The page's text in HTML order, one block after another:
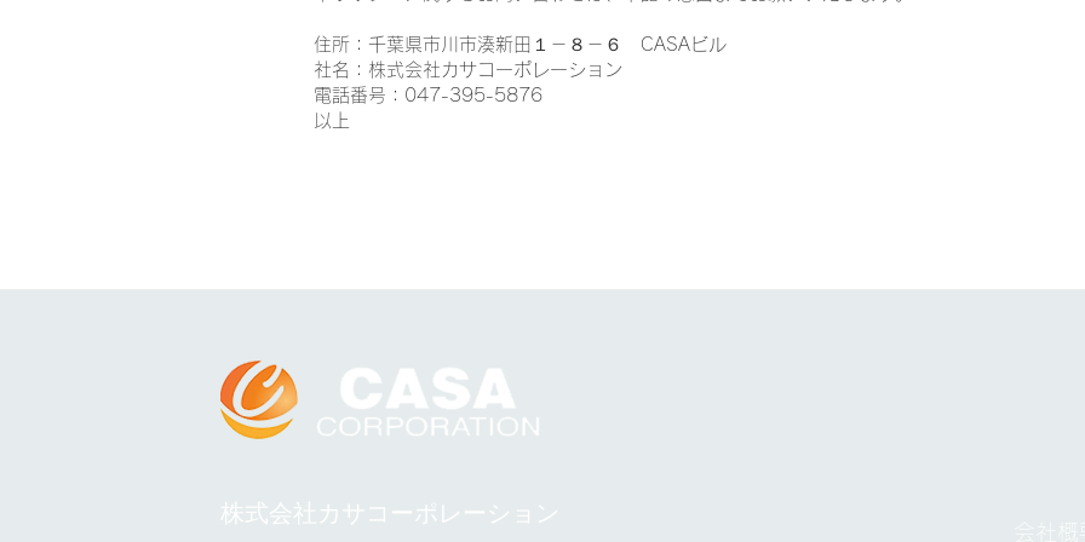
住所：千葉県市川市湊新田１－８－６ CASAビル
社名：株式会社カサコーポレーション
電話番号：047-395-5876
以上
​株式会社カサコーポレーション